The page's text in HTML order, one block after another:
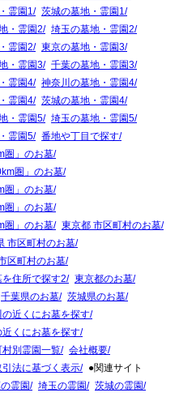
霊園1
茨城の墓地・霊園1
・霊園2
埼玉の墓地・霊園2
霊園2
東京の墓地・霊園3
・霊園3
千葉の墓地・霊園3
霊園4
神奈川の墓地・霊園4
霊園4
茨城の墓地・霊園4
・霊園5
埼玉の墓地・霊園5
霊園5
番地や丁目で探す
圏」のお墓
圏」のお墓
圏」のお墓
圏」のお墓
圏」のお墓
東京都 市区町村のお墓
市区町村のお墓
区町村のお墓
を住所で探す2
東京都のお墓
千葉県のお墓
茨城県のお墓
の近くにお墓を探す
近くにお墓を探す
村別霊園一覧
会社概要
引法に基づく表示
●関連サイト
霊園 埼玉の霊園 茨城の霊園